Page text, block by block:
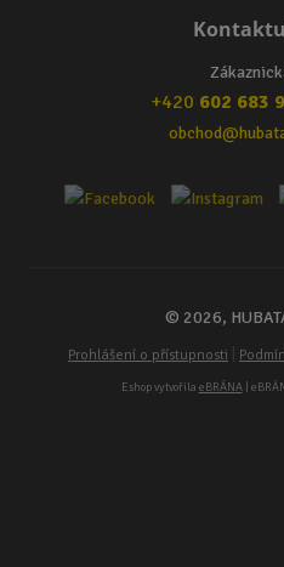
+420 602 683
© 2026,
Prohlášení o přístupnosti
Eshop vytvořila eBRÁNA|